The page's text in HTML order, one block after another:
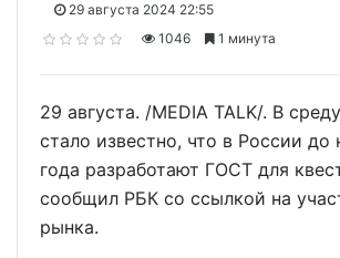
29 августа 2024 22:55
1046
1 минута
29 августа. /MEDIA TALK/. В
стало известно, что в России до
года разработают ГОСТ для
сообщил РБК со ссылкой на
рынка.